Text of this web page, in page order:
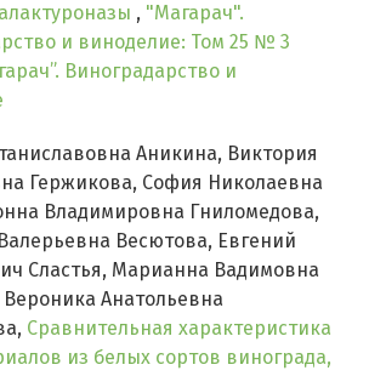
, "Магарач".
и виноделие: Том 25 № 3
Виноградарство и
Аникина, Виктория
Гержикова, София Николаевна
Владимировна Гниломедова,
Весютова, Евгений
Сластья, Марианна Вадимовна
Анатольевна
Сравнительная характеристика
из белых сортов винограда,